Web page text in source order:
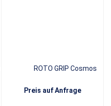
ROTO GRIP Cosmos
Preis auf Anfrage